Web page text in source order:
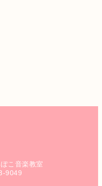
こ音楽教室
9049